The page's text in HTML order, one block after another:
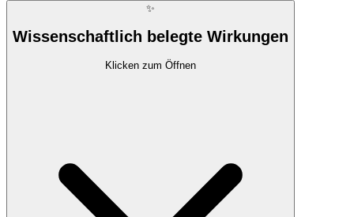
✨
Wissenschaftlich belegte Wirkungen
Klicken zum Öffnen